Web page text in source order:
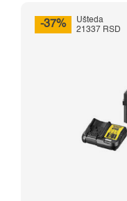
-37%
Ušteda
21337 RSD